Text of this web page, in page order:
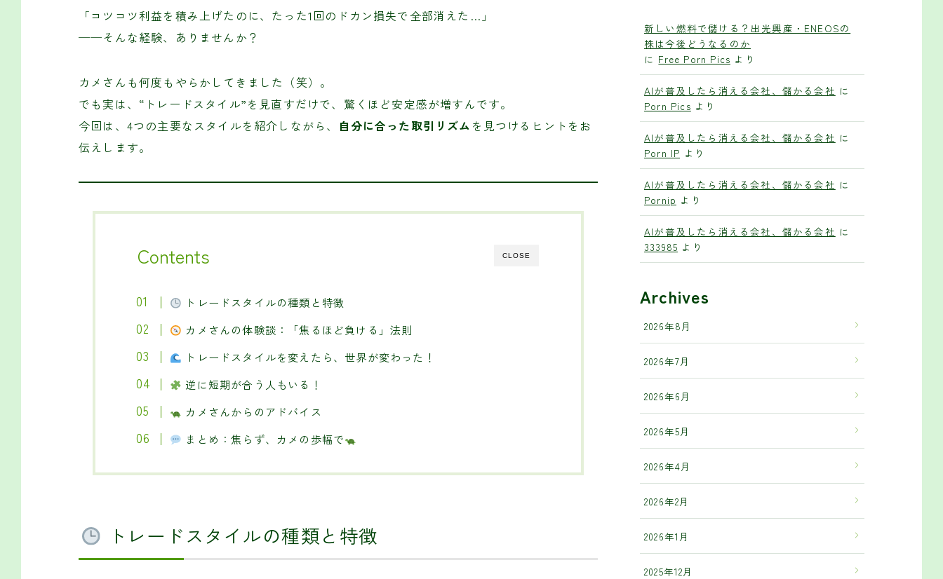
「コツコツ利益を積み上げたのに、たった1回のドカン損失で全部消えた…」
──そんな経験、ありませんか？
カメさんも何度もやらかしてきました（笑）。
でも実は、“トレードスタイル”を見直すだけで、驚くほど安定感が増すんです。
今回は、4つの主要なスタイルを紹介しながら、
自分に合った取引リズム を見つけるヒントをお
伝えします。
CLOSE
Contents
トレードスタイルの種類と特徴
カメさんの体験談：「焦るほど負ける」法則
トレードスタイルを変えたら、世界が変わった！
逆に短期が合う人もいる！
カメさんからのアドバイス
まとめ：焦らず、カメの歩幅で
トレードスタイルの種類と特徴
新しい燃料で儲ける？出光興産・ENEOSの
株は今後どうなるのか
に Free Porn Pics より
AIが普及したら消える会社、儲かる会社 に
Porn Pics より
AIが普及したら消える会社、儲かる会社 に
Porn IP より
AIが普及したら消える会社、儲かる会社 に
Pornip より
AIが普及したら消える会社、儲かる会社 に
333985 より
Archives
2026年8月
2026年7月
2026年6月
2026年5月
2026年4月
2026年2月
2026年1月
2025年12月